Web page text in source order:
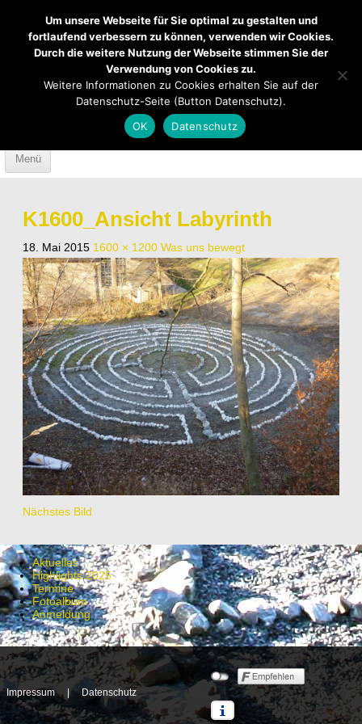
Mendener Labyrinth Kirche Über uns
Anfahrt
Menü
Skip to content
K1600_Ansicht Labyrinth
18. Mai 2015 1600 × 1200 Was uns bewegt
Nächstes Bild
Aktuelles
Highlights 2025
Termine
Fotoalbum
Anmeldung
Impressum | Datenschutz
Um unsere Webseite für Sie optimal zu gestalten und
fortlaufend verbessern zu können, verwenden wir Cookies.
Durch die weitere Nutzung der Webseite stimmen Sie der
Verwendung von Cookies zu.
Weitere Informationen zu Cookies erhalten Sie auf der
Datenschutz-Seite (Button Datenschutz).
OK
Datenschutz